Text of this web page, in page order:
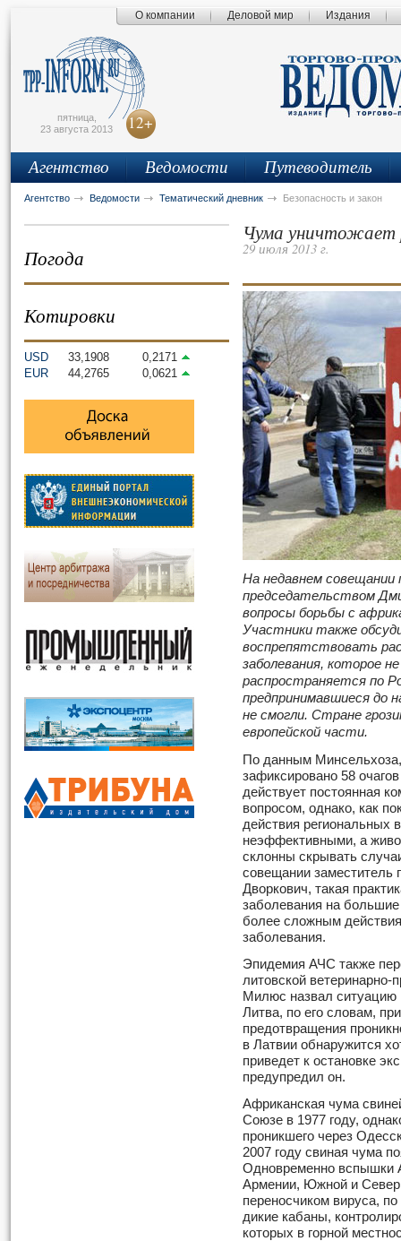
О компании Деловой мир Издания
пятница,
23 августа 2013
12+
Агентство Ведомости Путеводитель
Агентство Ведомости Тематический дневник Безопасность и закон
Погода
Котировки
USD 33,1908
0,2171
EUR
44,2765 0,0621
Чума уничтожает
29 июля 2013 г.
На недавнем совещании
председательством
вопросы борьбы с
Участники также
воспрепятствовать
заболевания, которое
распространяется по
предпринимавшиеся до
не смогли. Стране
европейской части.
По данным
зафиксировано 58
действует постоянная
вопросом, однако, как
действия региональных
неэффективными, а
склонны скрывать
совещании заместитель
Дворкович, такая
заболевания на
более сложным
заболевания.
Эпидемия АЧС также
литовской
Милюс назвал ситуацию
Литва, по его словам,
предотвращения
в Латвии обнаружится
приведет к остановке
предупредил он.
Африканская чума
Союзе в 1977 году,
проникшего через
2007 году свиная чума
Одновременно вспышки
Армении, Южной и
переносчиком вируса,
дикие кабаны,
которых в горной